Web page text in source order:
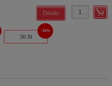
Details
30 St
41%